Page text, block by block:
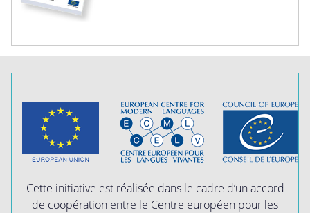
Cette initiative est réalisée dans le cadre d’un accord
de coopération entre le Centre européen pour les